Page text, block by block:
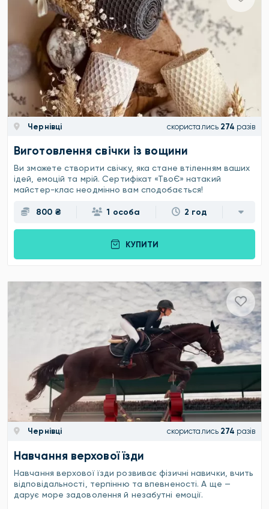
Чернівці скористались 274 разів
Виготовлення свічки із вощини
Ви зможете створити свічку, яка стане втіленням ваших
ідей, емоцій та мрій. Сертифікат «ТвоЄ» натакий
майстер-клас неодмінно вам сподобається!
800 ₴ 1 особа 2 год
КУПИТИ
Чернівці скористались 274 разів
Навчання верхової їзди
Навчання верхової їзди розвиває фізичні навички, вчить
відповідальності, терпінню та впевненості. А ще —
дарує море задоволення й незабутні емоції.